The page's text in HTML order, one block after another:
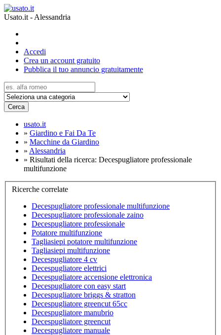
Usato.it - Alessandria
Accedi
Crea un account gratuito
Pubblica il tuo annuncio gratuitamente
Cerca
usato.it
» Giardino e Fai Da Te
» Macchine da Giardino
» Alessandria
» Risultati della ricerca: Decespugliatore professionale
multifunzione
Ricerche correlate
Decespugliatore professionale multifunzione
Decespugliatore professionale zaino
Decespugliatore professionale
Potatore multifunzione
Tagliasiepi potatore multifunzione
Tagliasiepi multifunzione
Decespugliatore 4 cv
Decespugliatore elettrici
Decespugliatore accensione elettronica
Decespugliatore con easy start
Decespugliatore briggs & stratton
Decespugliatore greencut 65cc
Decespugliatore manubrio
Decespugliatore greencut
Decespugliatore manuale